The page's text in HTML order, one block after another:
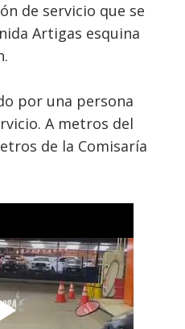
de servicio que se
Artigas esquina
por una persona
A metros del
de la Comisaría